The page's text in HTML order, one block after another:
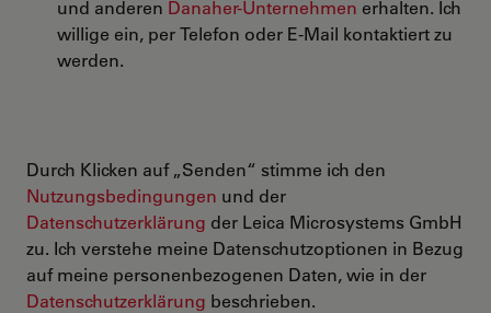
und anderen Danaher-Unternehmen erhalten. Ich
willige ein, per Telefon oder E-Mail kontaktiert zu
werden.
Durch Klicken auf „Senden“ stimme ich den
Nutzungsbedingungen und der
Datenschutzerklärung der Leica Microsystems GmbH
zu. Ich verstehe meine Datenschutzoptionen in Bezug
auf meine personenbezogenen Daten, wie in der
Datenschutzerklärung beschrieben.